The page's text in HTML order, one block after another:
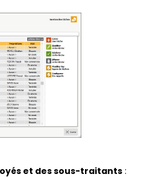
et des sous-traitants: